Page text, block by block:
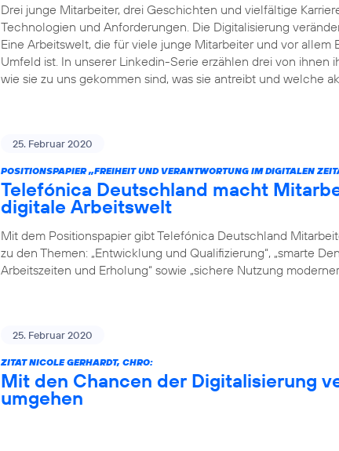
Drei junge Mitarbeiter, drei Geschichten und vielfältige
Technologien und Anforderungen. Die Digitalisierung
Eine Arbeitswelt, die für viele junge Mitarbeiter und vor allem
Umfeld ist. In unserer Linkedin-Serie erzählen drei von ihnen
wie sie zu uns gekommen sind, was sie antreibt und welche
25. Februar 2020
POSITIONSPAPIER „FREIHEIT UND VERANTWORTUNG IM DIGITALEN
Telefónica Deutschland macht
digitale Arbeitswelt
Mit dem Positionspapier gibt Telefónica Deutschland
zu den Themen: „Entwicklung und Qualifizierung“, „smarte
Arbeitszeiten und Erholung“ sowie „sichere Nutzung
25. Februar 2020
ZITAT NICOLE GERHARDT, CHRO:
Mit den Chancen der Digitalisierung
umgehen